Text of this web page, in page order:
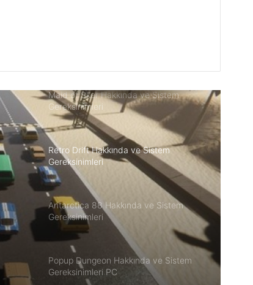
Maid of Sker Hakkında ve Sistem
Gereksinimleri
Retro Drift Hakkında ve Sistem
Gereksinimleri
Antarctica 88 Hakkında ve Sistem
Gereksinimleri
Popup Dungeon Hakkında ve Sistem
Gereksinimleri PC